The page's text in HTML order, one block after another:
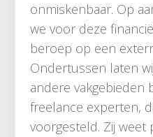
onmiskenbaar. Op
we voor deze
beroep op een
Ondertussen laten
andere vakgebieden
freelance experten,
voorgesteld. Zij weet